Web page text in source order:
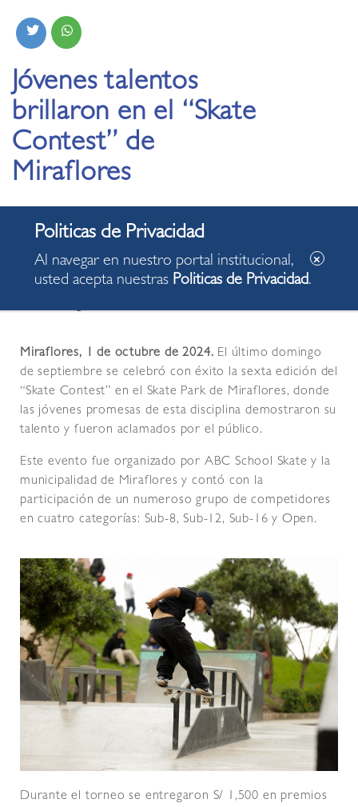
Jóvenes talentos
brillaron en el “Skate
Contest” de
Miraflores
01.10.2024
Skate Park acogió el torneo más prestigioso del
país, que premió a los mejores en cuatro
Miraflores, 1 de octubre de 2024. El último domingo
de septiembre se celebró con éxito la sexta edición del
“Skate Contest” en el Skate Park de Miraflores, donde
las jóvenes promesas de esta disciplina demostraron su
talento y fueron aclamados por el público.
Este evento fue organizado por ABC School Skate y la
municipalidad de Miraflores y contó con la
participación de un numeroso grupo de competidores
en cuatro categorías: Sub-8, Sub-12, Sub-16 y Open.
Durante el torneo se entregaron S/ 1,500 en premios
Al navegar en nuestro portal institucional,
usted acepta nuestras Politicas de Privacidad.